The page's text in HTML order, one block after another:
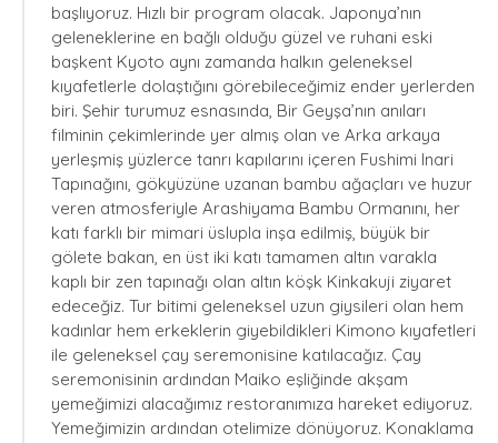
başlıyoruz. Hızlı bir program olacak. Japonya’nın
geleneklerine en bağlı olduğu güzel ve ruhani eski
başkent Kyoto aynı zamanda halkın geleneksel
kıyafetlerle dolaştığını görebileceğimiz ender yerlerden
biri. Şehir turumuz esnasında, Bir Geyşa’nın anıları
filminin çekimlerinde yer almış olan ve Arka arkaya
yerleşmiş yüzlerce tanrı kapılarını içeren Fushimi Inari
Tapınağını, gökyüzüne uzanan bambu ağaçları ve huzur
veren atmosferiyle Arashiyama Bambu Ormanını, her
katı farklı bir mimari üslupla inşa edilmiş, büyük bir
gölete bakan, en üst iki katı tamamen altın varakla
kaplı bir zen tapınağı olan altın köşk Kinkakuji ziyaret
edeceğiz. Tur bitimi geleneksel uzun giysileri olan hem
kadınlar hem erkeklerin giyebildikleri Kimono kıyafetleri
ile geleneksel çay seremonisine katılacağız. Çay
seremonisinin ardından Maiko eşliğinde akşam
yemeğimizi alacağımız restoranımıza hareket ediyoruz.
Yemeğimizin ardından otelimize dönüyoruz. Konaklama